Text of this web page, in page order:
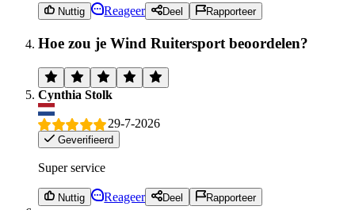
Nuttig Reageer Deel Rapporteer
Hoe zou je Wind Ruitersport beoordelen?
Cynthia Stolk
29-7-2026
Geverifieerd
Super service
Nuttig Reageer Deel Rapporteer